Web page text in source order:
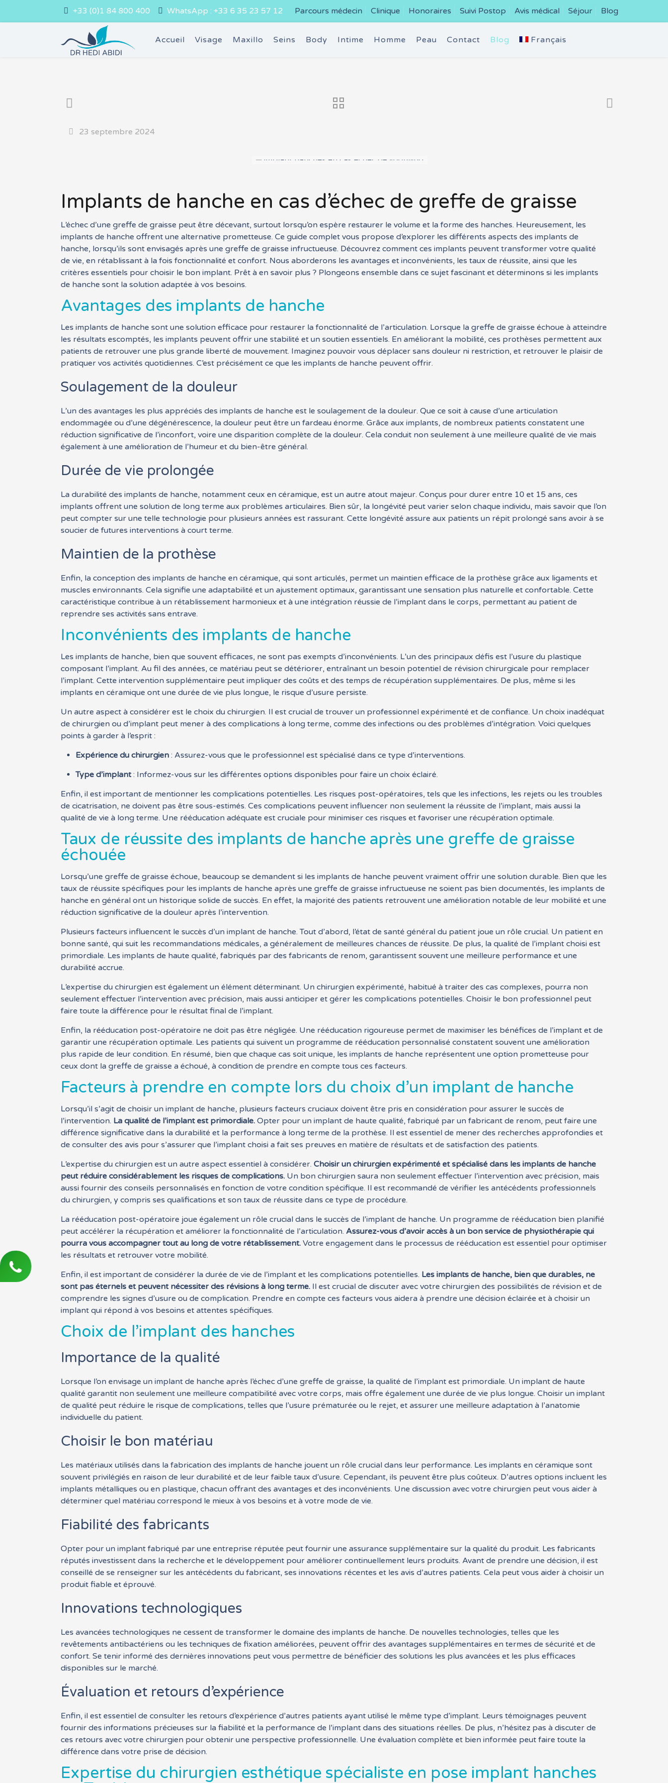
+33 (0)1 84 800 400 WhatsApp : +33 6 35 23 57 12 Parcours médecin Clinique Honoraires Suivi Postop Avis médical Séjour Blog
Accueil Visage Maxillo Seins Body Intime Homme Peau Contact Blog Français
23 septembre 2024
Implants de hanche en cas d’échec de greffe de graisse
L’échec d’une greffe de graisse peut être décevant, surtout lorsqu’on espère restaurer le volume et la forme des hanches. Heureusement, les
implants de hanche offrent une alternative prometteuse. Ce guide complet vous propose d’explorer les différents aspects des implants de
hanche, lorsqu’ils sont envisagés après une greffe de graisse infructueuse. Découvrez comment ces implants peuvent transformer votre qualité
de vie, en rétablissant à la fois fonctionnalité et confort. Nous aborderons les avantages et inconvénients, les taux de réussite, ainsi que les
critères essentiels pour choisir le bon implant. Prêt à en savoir plus ? Plongeons ensemble dans ce sujet fascinant et déterminons si les implants
de hanche sont la solution adaptée à vos besoins.
Avantages des implants de hanche
Les implants de hanche sont une solution efficace pour restaurer la fonctionnalité de l’articulation. Lorsque la greffe de graisse échoue à atteindre
les résultats escomptés, les implants peuvent offrir une stabilité et un soutien essentiels. En améliorant la mobilité, ces prothèses permettent aux
patients de retrouver une plus grande liberté de mouvement. Imaginez pouvoir vous déplacer sans douleur ni restriction, et retrouver le plaisir de
pratiquer vos activités quotidiennes. C’est précisément ce que les implants de hanche peuvent offrir.
Soulagement de la douleur
L’un des avantages les plus appréciés des implants de hanche est le soulagement de la douleur. Que ce soit à cause d’une articulation
endommagée ou d’une dégénérescence, la douleur peut être un fardeau énorme. Grâce aux implants, de nombreux patients constatent une
réduction significative de l’inconfort, voire une disparition complète de la douleur. Cela conduit non seulement à une meilleure qualité de vie mais
également à une amélioration de l’humeur et du bien-être général.
Durée de vie prolongée
La durabilité des implants de hanche, notamment ceux en céramique, est un autre atout majeur. Conçus pour durer entre 10 et 15 ans, ces
implants offrent une solution de long terme aux problèmes articulaires. Bien sûr, la longévité peut varier selon chaque individu, mais savoir que l’on
peut compter sur une telle technologie pour plusieurs années est rassurant. Cette longévité assure aux patients un répit prolongé sans avoir à se
soucier de futures interventions à court terme.
Maintien de la prothèse
Enfin, la conception des implants de hanche en céramique, qui sont articulés, permet un maintien efficace de la prothèse grâce aux ligaments et
muscles environnants. Cela signifie une adaptabilité et un ajustement optimaux, garantissant une sensation plus naturelle et confortable. Cette
caractéristique contribue à un rétablissement harmonieux et à une intégration réussie de l’implant dans le corps, permettant au patient de
reprendre ses activités sans entrave.
Inconvénients des implants de hanche
Les implants de hanche, bien que souvent efficaces, ne sont pas exempts d’inconvénients. L’un des principaux défis est l’usure du plastique
composant l’implant. Au fil des années, ce matériau peut se détériorer, entraînant un besoin potentiel de révision chirurgicale pour remplacer
l’implant. Cette intervention supplémentaire peut impliquer des coûts et des temps de récupération supplémentaires. De plus, même si les
implants en céramique ont une durée de vie plus longue, le risque d’usure persiste.
Un autre aspect à considérer est le choix du chirurgien. Il est crucial de trouver un professionnel expérimenté et de confiance. Un choix inadéquat
de chirurgien ou d’implant peut mener à des complications à long terme, comme des infections ou des problèmes d’intégration. Voici quelques
points à garder à l’esprit :
Expérience du chirurgien : Assurez-vous que le professionnel est spécialisé dans ce type d’interventions.
Type d’implant: Informez-vous sur les différentes options disponibles pour faire un choix éclairé.
Enfin, il est important de mentionner les complications potentielles. Les risques post-opératoires, tels que les infections, les rejets ou les troubles
de cicatrisation, ne doivent pas être sous-estimés. Ces complications peuvent influencer non seulement la réussite de l’implant, mais aussi la
qualité de vie à long terme. Une rééducation adéquate est cruciale pour minimiser ces risques et favoriser une récupération optimale.
Taux de réussite des implants de hanche après une greffe de graisse
échouée
Lorsqu’une greffe de graisse échoue, beaucoup se demandent si les implants de hanche peuvent vraiment offrir une solution durable. Bien que les
taux de réussite spécifiques pour les implants de hanche après une greffe de graisse infructueuse ne soient pas bien documentés, les implants de
hanche en général ont un historique solide de succès. En effet, la majorité des patients retrouvent une amélioration notable de leur mobilité et une
réduction significative de la douleur après l’intervention.
Plusieurs facteurs influencent le succès d’un implant de hanche. Tout d’abord, l’état de santé général du patient joue un rôle crucial. Un patient en
bonne santé, qui suit les recommandations médicales, a généralement de meilleures chances de réussite. De plus, la qualité de l’implant choisi est
primordiale. Les implants de haute qualité, fabriqués par des fabricants de renom, garantissent souvent une meilleure performance et une
durabilité accrue.
L’expertise du chirurgien est également un élément déterminant. Un chirurgien expérimenté, habitué à traiter des cas complexes, pourra non
seulement effectuer l’intervention avec précision, mais aussi anticiper et gérer les complications potentielles. Choisir le bon professionnel peut
faire toute la différence pour le résultat final de l’implant.
Enfin, la rééducation post-opératoire ne doit pas être négligée. Une rééducation rigoureuse permet de maximiser les bénéfices de l’implant et de
garantir une récupération optimale. Les patients qui suivent un programme de rééducation personnalisé constatent souvent une amélioration
plus rapide de leur condition. En résumé, bien que chaque cas soit unique, les implants de hanche représentent une option prometteuse pour
ceux dont la greffe de graisse a échoué, à condition de prendre en compte tous ces facteurs.
Facteurs à prendre en compte lors du choix d’un implant de hanche
Lorsqu’il s’agit de choisir un implant de hanche, plusieurs facteurs cruciaux doivent être pris en considération pour assurer le succès de
l’intervention. La qualité de l’implant est primordiale. Opter pour un implant de haute qualité, fabriqué par un fabricant de renom, peut faire une
différence significative dans la durabilité et la performance à long terme de la prothèse. Il est essentiel de mener des recherches approfondies et
de consulter des avis pour s’assurer que l’implant choisi a fait ses preuves en matière de résultats et de satisfaction des patients.
L’expertise du chirurgien est un autre aspect essentiel à considérer.Choisir un chirurgien expérimenté et spécialisé dans les implants de hanche
peut réduire considérablement les risques de complications. Un bon chirurgien saura non seulement effectuer l’intervention avec précision, mais
aussi fournir des conseils personnalisés en fonction de votre condition spécifique. Il est recommandé de vérifier les antécédents professionnels
du chirurgien, y compris ses qualifications et son taux de réussite dans ce type de procédure.
La rééducation post-opératoire joue également un rôle crucial dans le succès de l’implant de hanche. Un programme de rééducation bien planifié
peut accélérer la récupération et améliorer la fonctionnalité de l’articulation. Assurez-vous d’avoir accès à un bon service de physiothérapie qui
pourra vous accompagner tout au long de votre rétablissement. Votre engagement dans le processus de rééducation est essentiel pour optimiser
les résultats et retrouver votre mobilité.
Enfin, il est important de considérer la durée de vie de l’implant et les complications potentielles. Les implants de hanche, bien que durables, ne
sont pas éternels et peuvent nécessiter des révisions à long terme. Il est crucial de discuter avec votre chirurgien des possibilités de révision et de
comprendre les signes d’usure ou de complication. Prendre en compte ces facteurs vous aidera à prendre une décision éclairée et à choisir un
implant qui répond à vos besoins et attentes spécifiques.
Choix de l’implant des hanches
Importance de la qualité
Lorsque l’on envisage un implant de hanche après l’échec d’une greffe de graisse, la qualité de l’implant est primordiale. Un implant de haute
qualité garantit non seulement une meilleure compatibilité avec votre corps, mais offre également une durée de vie plus longue. Choisir un implant
de qualité peut réduire le risque de complications, telles que l’usure prématurée ou le rejet, et assurer une meilleure adaptation à l’anatomie
individuelle du patient.
Choisir le bon matériau
Les matériaux utilisés dans la fabrication des implants de hanche jouent un rôle crucial dans leur performance. Les implants en céramique sont
souvent privilégiés en raison de leur durabilité et de leur faible taux d’usure. Cependant, ils peuvent être plus coûteux. D’autres options incluent les
implants métalliques ou en plastique, chacun offrant des avantages et des inconvénients. Une discussion avec votre chirurgien peut vous aider à
déterminer quel matériau correspond le mieux à vos besoins et à votre mode de vie.
Fiabilité des fabricants
Opter pour un implant fabriqué par une entreprise réputée peut fournir une assurance supplémentaire sur la qualité du produit. Les fabricants
réputés investissent dans la recherche et le développement pour améliorer continuellement leurs produits. Avant de prendre une décision, il est
conseillé de se renseigner sur les antécédents du fabricant, ses innovations récentes et les avis d’autres patients. Cela peut vous aider à choisir un
produit fiable et éprouvé.
Innovations technologiques
Les avancées technologiques ne cessent de transformer le domaine des implants de hanche. De nouvelles technologies, telles que les
revêtements antibactériens ou les techniques de fixation améliorées, peuvent offrir des avantages supplémentaires en termes de sécurité et de
confort. Se tenir informé des dernières innovations peut vous permettre de bénéficier des solutions les plus avancées et les plus efficaces
disponibles sur le marché.
Évaluation et retours d’expérience
Enfin, il est essentiel de consulter les retours d’expérience d’autres patients ayant utilisé le même type d’implant. Leurs témoignages peuvent
fournir des informations précieuses sur la fiabilité et la performance de l’implant dans des situations réelles. De plus, n’hésitez pas à discuter de
ces retours avec votre chirurgien pour obtenir une perspective professionnelle. Une évaluation complète et bien informée peut faire toute la
différence dans votre prise de décision.
Expertise du chirurgien esthétique spécialiste en pose implant hanches